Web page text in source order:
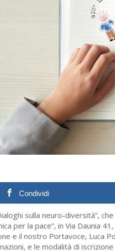
Condividi
sulla neuro-diversità”,
per la pace”, in Via Daunia
e il nostro Portavoce, Luca
e le modalità di